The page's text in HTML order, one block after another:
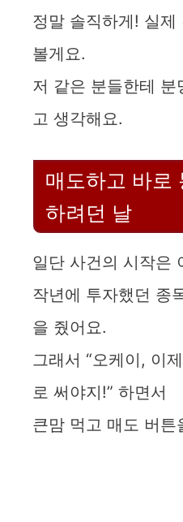
정말 솔직하게! 실제
볼게요.
저 같은 분들한테
고 생각해요.
매도하고 바로
하려던 날
일단 사건의 시작은
작년에 투자했던 종
을 줬어요.
그래서 “오케이, 이
로 써야지!” 하면서
큰맘 먹고 매도 버튼